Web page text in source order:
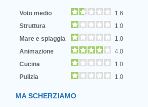
Voto medio
1.6
Struttura
1.0
Mare e spiaggia
1.0
Animazione
4.0
Cucina
1.0
Pulizia
1.0
MA SCHERZIAMO